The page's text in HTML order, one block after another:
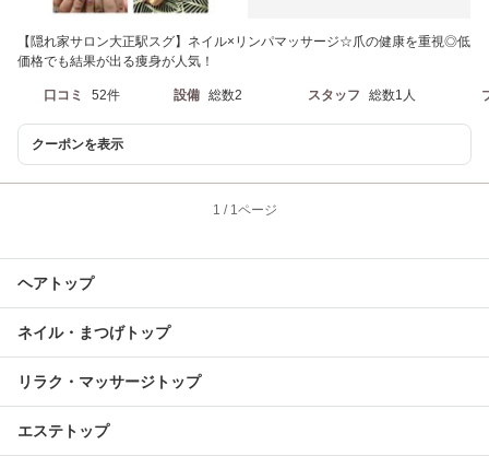
【隠れ家サロン大正駅スグ】ネイル×リンパマッサージ☆爪の健康を重視◎低
価格でも結果が出る痩身が人気！
口コミ 52件 設備 総数2 スタッフ 総数1人
クーポンを表示
1 / 1ページ
ヘアトップ
ネイル・まつげトップ
リラク・マッサージトップ
エステトップ